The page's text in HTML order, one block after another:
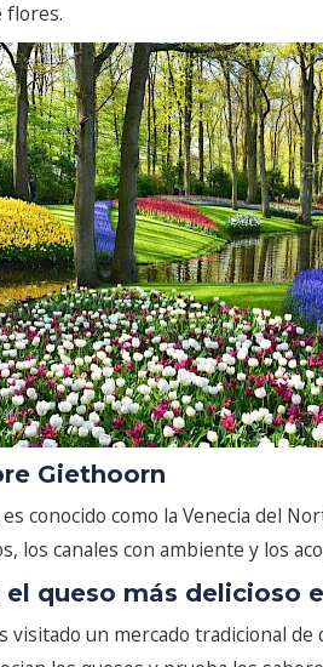
flores.
Giethoorn
conocido como la Venecia del
los canales con ambiente y los
el queso más delicioso
visitado un mercado tradicional